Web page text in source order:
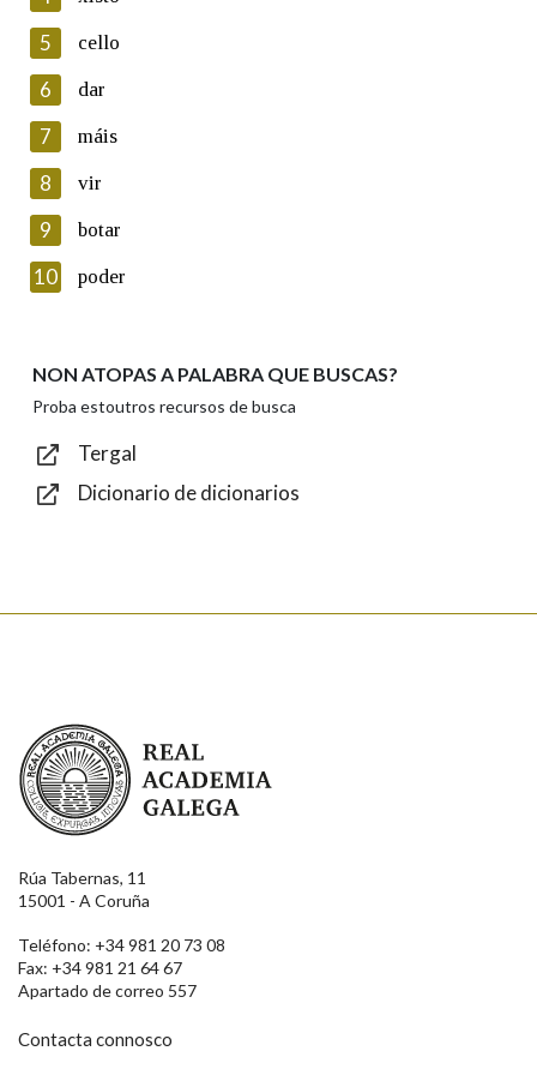
Lin e acepto as condicións da política de
Introduce o código que aparece na imaxe:
Texto de verificación
Enviar
5 cello
6 dar
7 máis
8 vir
9 botar
10 poder
NON ATOPAS A PALABRA QUE BUSCAS?
Proba estoutros recursos de busca
Tergal
Dicionario de dicionarios
Real Academia Galega
Rúa Tabernas, 11
15001 - A Coruña
Teléfono: +34 981 20 73 08
Fax: +34 981 21 64 67
Apartado de correo 557
Contacta connosco